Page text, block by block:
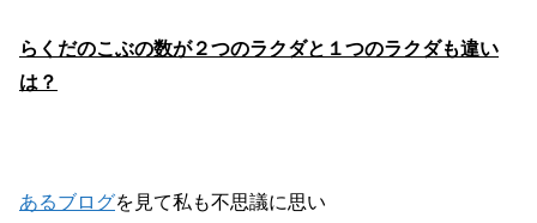
らくだのこぶの数が２つのラクダと１つのラクダも違い
は？
あるブログを見て私も不思議に思い